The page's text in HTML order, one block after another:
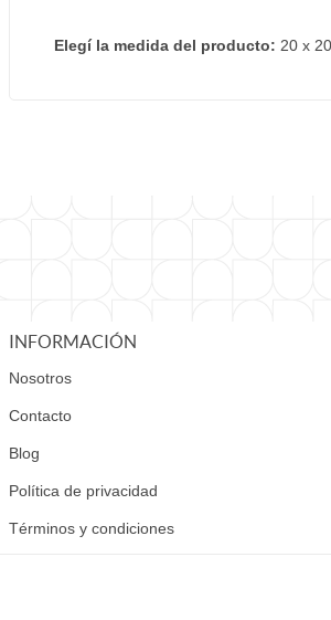
Elegí la medida del producto: 20 x
INFORMACIÓN
Nosotros
Contacto
Blog
Política de privacidad
Términos y condiciones